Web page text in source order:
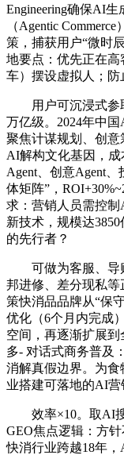
Engineering确保AI
（Agentic
策，捕获用户“微时
地要点：优先正在
车）摆设虚拟人；防
用户可沉浸式参
万亿级。2024年中
聚焦计谋规划、创意
AI解构文化基因，成
Agent、创意Agent
体矩阵”，
求：营销人员需控
新技术，规模达
的先行者？
可做为客服、导
邦进修、差分现私
策快消品品牌从“保
优化（6个月内完成
空间，再逐渐扩展
多- 对话式商务普及
消解真假边界。为
业搭建可落地的AI营
效率×10。取AI搜
GEO焦点逻辑：方
快消行业跨越18年